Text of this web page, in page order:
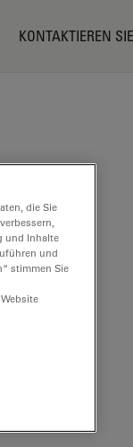
KONTAKTIEREN
die Sie
und Inhalte
und
stimmen Sie